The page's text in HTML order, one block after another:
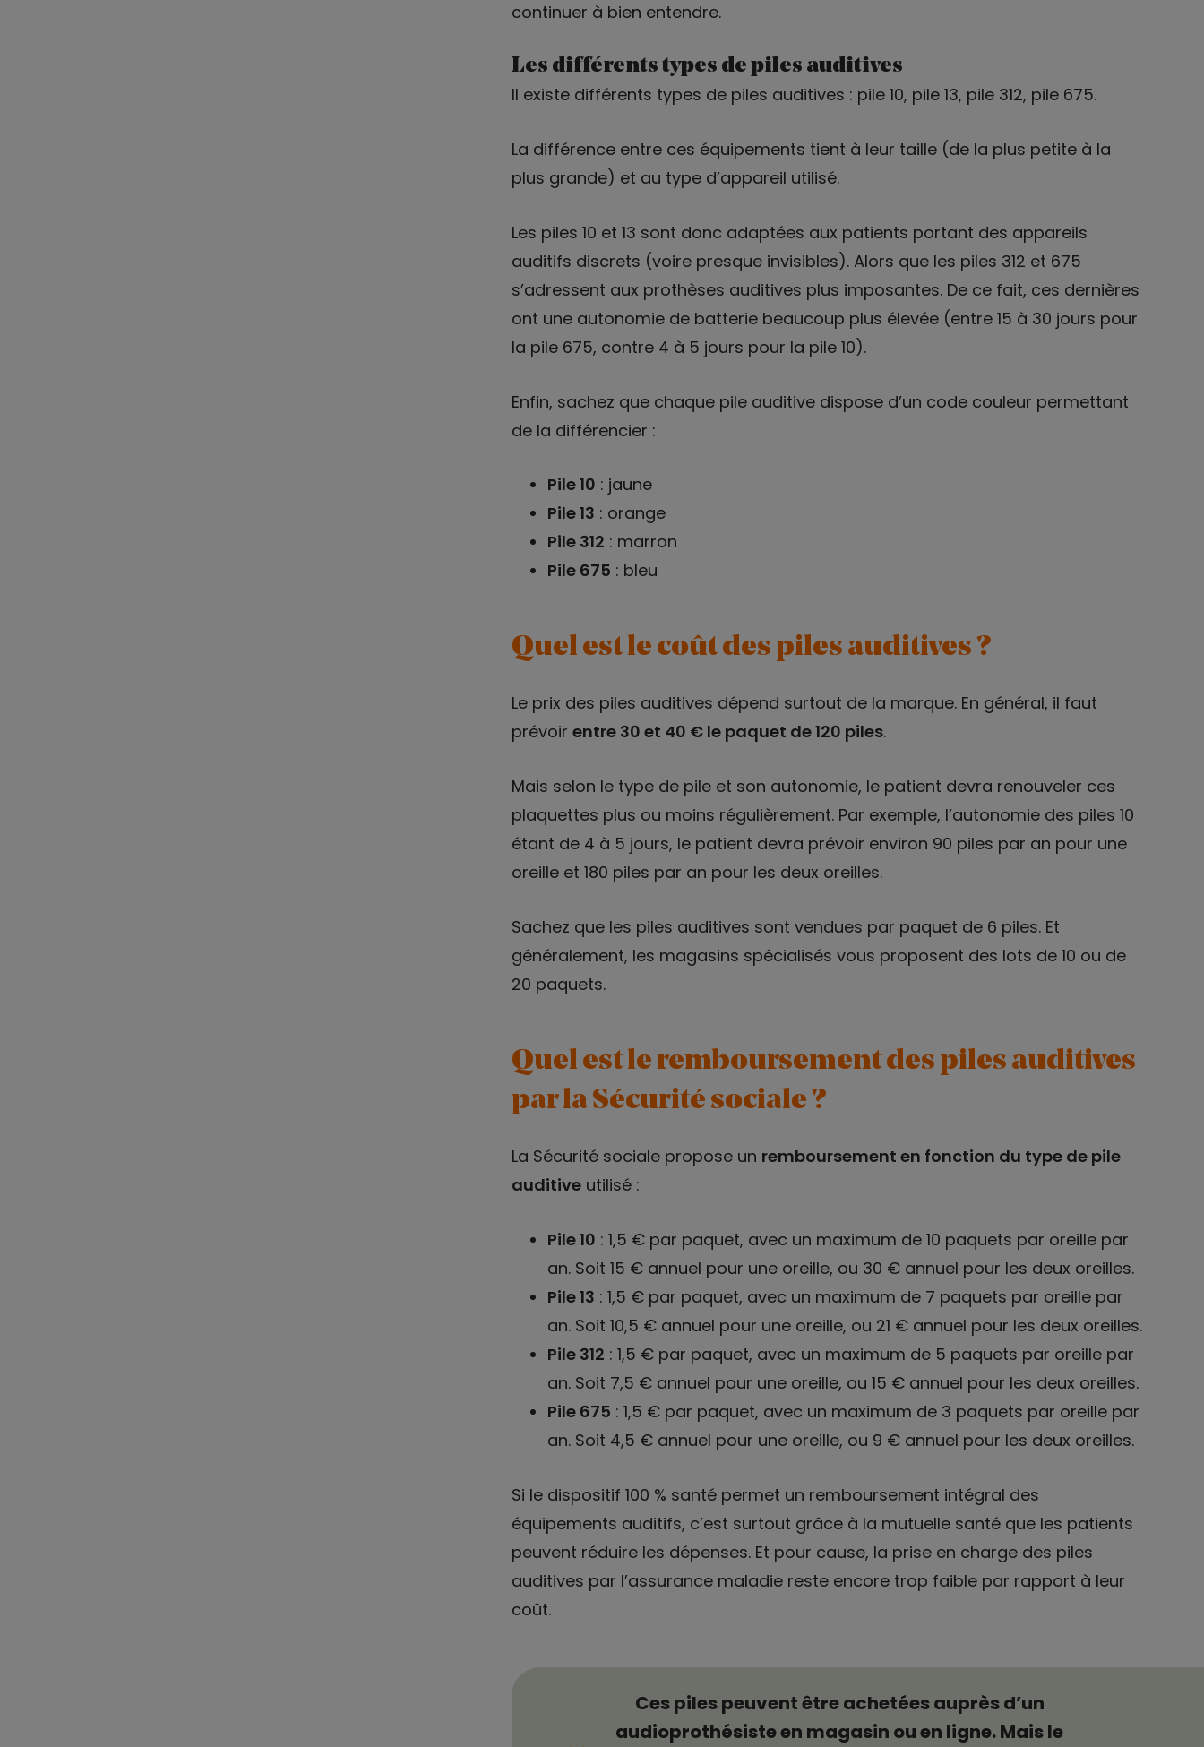
continuer à bien entendre.
Les différents types de piles auditives
Il existe différents types de piles auditives : pile 10, pile 13, pile 312, pile 675.
La différence entre ces équipements tient à leur taille (de la plus petite à la
plus grande) et au type d’appareil utilisé.
Les piles 10 et 13 sont donc adaptées aux patients portant des appareils
auditifs discrets (voire presque invisibles). Alors que les piles 312 et 675
s’adressent aux prothèses auditives plus imposantes. De ce fait, ces dernières
ont une autonomie de batterie beaucoup plus élevée (entre 15 à 30 jours pour
la pile 675, contre 4 à 5 jours pour la pile 10).
Enfin, sachez que chaque pile auditive dispose d’un code couleur permettant
de la différencier :
Pile 10 : jaune
Pile 13 : orange
Pile 312 : marron
Pile 675 : bleu
Quel est le coût des piles auditives ?
Le prix des piles auditives dépend surtout de la marque. En général, il faut
prévoir entre 30 et 40 € le paquet de 120 piles.
Mais selon le type de pile et son autonomie, le patient devra renouveler ces
plaquettes plus ou moins régulièrement. Par exemple, l’autonomie des piles 10
étant de 4 à 5 jours, le patient devra prévoir environ 90 piles par an pour une
oreille et 180 piles par an pour les deux oreilles.
Sachez que les piles auditives sont vendues par paquet de 6 piles. Et
généralement, les magasins spécialisés vous proposent des lots de 10 ou de
20 paquets.
Quel est le remboursement des piles auditives
par la Sécurité sociale ?
La Sécurité sociale propose un remboursement en fonction du type de pile
auditiveutilisé :
Pile 10 : 1,5 € par paquet, avec un maximum de 10 paquets par oreille par
an. Soit 15 € annuel pour une oreille, ou 30 € annuel pour les deux oreilles.
Pile 13 : 1,5 € par paquet, avec un maximum de 7 paquets par oreille par
an. Soit 10,5 € annuel pour une oreille, ou 21 € annuel pour les deux oreilles.
Pile 312 : 1,5 € par paquet, avec un maximum de 5 paquets par oreille par
an. Soit 7,5 € annuel pour une oreille, ou 15 € annuel pour les deux oreilles.
Pile 675 : 1,5 € par paquet, avec un maximum de 3 paquets par oreille par
an. Soit 4,5 € annuel pour une oreille, ou 9 € annuel pour les deux oreilles.
Si le dispositif 100 % santé permet un remboursement intégral des
équipements auditifs, c’est surtout grâce à la mutuelle santé que les patients
peuvent réduire les dépenses. Et pour cause, la prise en charge des piles
auditives par l’assurance maladie reste encore trop faible par rapport à leur
coût.
Ces piles peuvent être achetées auprès d’un
audioprothésiste en magasin ou en ligne. Mais le